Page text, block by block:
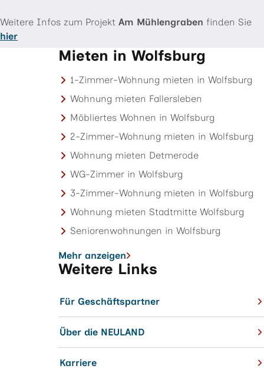
Weitere Infos zum Projekt Am Mühlengraben finden Sie
hier
Mieten in Wolfsburg
1-Zimmer-Wohnung mieten in Wolfsburg
Wohnung mieten Fallersleben
Möbliertes Wohnen in Wolfsburg
2-Zimmer-Wohnung mieten in Wolfsburg
Wohnung mieten Detmerode
WG-Zimmer in Wolfsburg
3-Zimmer-Wohnung mieten in Wolfsburg
Wohnung mieten Stadtmitte Wolfsburg
Seniorenwohnungen in Wolfsburg
Mehr anzeigen
Weitere Links
Für Geschäftspartner
Über die NEULAND
Karriere